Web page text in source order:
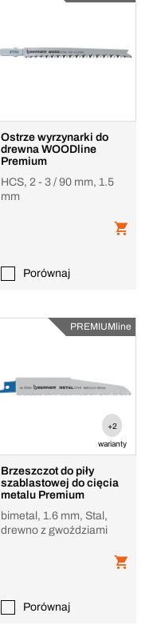
Ostrze wyrzynarki do
drewna WOODline
Premium
HCS, 2 - 3 / 90 mm, 1.5
mm
Porównaj
PREMIUMline
+2
warianty
Brzeszczot do piły
szablastowej do cięcia
metalu Premium
bimetal, 1.6 mm, Stal,
drewno z gwoździami
Porównaj